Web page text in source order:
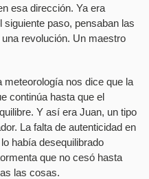
esa dirección. Ya era
paso, pensaban las
revolución. Un maestro
meteorologí­a nos dice que la
continúa hasta que el
Y así­ era Juan, un tipo
La falta de autenticidad en
habí­a desequilibrado
que no cesó hasta
las cosas.